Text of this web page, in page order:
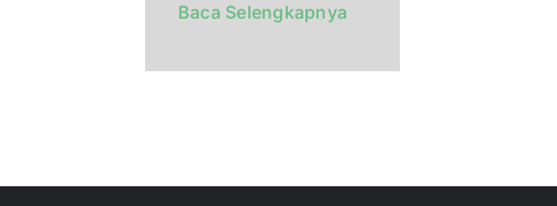
Baca Selengkapnya